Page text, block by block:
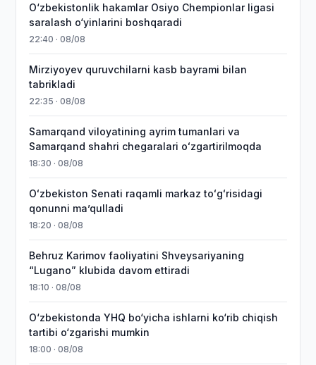
O‘zbekistonlik hakamlar Osiyo Chempionlar ligasi
saralash o‘yinlarini boshqaradi
22:40 · 08/08
Mirziyoyev quruvchilarni kasb bayrami bilan
tabrikladi
22:35 · 08/08
Samarqand viloyatining ayrim tumanlari va
Samarqand shahri chegaralari oʻzgartirilmoqda
18:30 · 08/08
Oʻzbekiston Senati raqamli markaz toʻgʻrisidagi
qonunni maʼqulladi
18:20 · 08/08
Behruz Karimov faoliyatini Shveysariyaning
“Lugano” klubida davom ettiradi
18:10 · 08/08
O‘zbekistonda YHQ bo‘yicha ishlarni ko‘rib chiqish
tartibi o‘zgarishi mumkin
18:00 · 08/08